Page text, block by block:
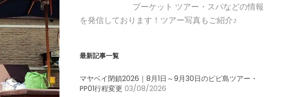
プーケット ツアー・スパなどの情報
を発信しております！ツアー写真もご紹介♪
最新記事一覧
マヤベイ閉鎖2026｜8月1日～9月30日のピピ島ツアー・
PP01行程変更 03/08/2026